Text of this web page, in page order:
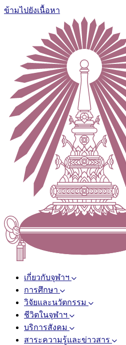
ข้ามไปยังเนื้อหา
เกี่ยวกับจุฬาฯ
การศึกษา
วิจัยและนวัตกรรม
ชีวิตในจุฬาฯ
บริการสังคม
สาระความรู้และข่าวสาร